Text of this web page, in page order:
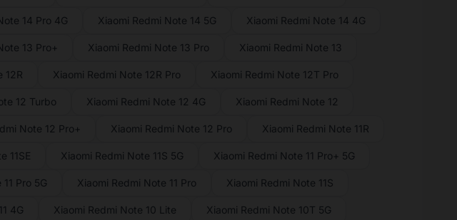
14 Pro 4G Xiaomi Redmi Note 14 5G Xiaomi Redmi Note 14 4G
13 Pro+ Xiaomi Redmi Note 13 Pro Xiaomi Redmi Note 13
12R Xiaomi Redmi Note 12R Pro Xiaomi Redmi Note 12T Pro
12 Turbo Xiaomi Redmi Note 12 4G Xiaomi Redmi Note 12
Note 12 Pro+ Xiaomi Redmi Note 12 Pro Xiaomi Redmi Note 11R
11SE Xiaomi Redmi Note 11S 5G Xiaomi Redmi Note 11 Pro+ 5G
Pro 5G Xiaomi Redmi Note 11 Pro Xiaomi Redmi Note 11S
4G Xiaomi Redmi Note 10 Lite Xiaomi Redmi Note 10T 5G